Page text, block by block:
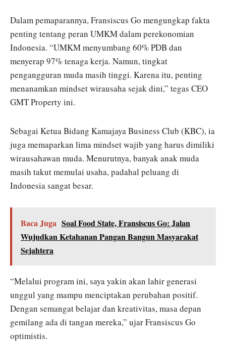
Dalam pemaparannya, Fransiscus Go mengungkap fakta
penting tentang peran UMKM dalam perekonomian
Indonesia. “UMKM menyumbang 60% PDB dan
menyerap 97% tenaga kerja. Namun, tingkat
pengangguran muda masih tinggi. Karena itu, penting
menanamkan mindset wirausaha sejak dini,” tegas CEO
GMT Property ini.
Sebagai Ketua Bidang Kamajaya Business Club (KBC), ia
juga memaparkan lima mindset wajib yang harus dimiliki
wirausahawan muda. Menurutnya, banyak anak muda
masih takut memulai usaha, padahal peluang di
Indonesia sangat besar.
Baca Juga Soal Food State, Fransiscus Go: Jalan
Wujudkan Ketahanan Pangan Bangun Masyarakat
Sejahtera
“Melalui program ini, saya yakin akan lahir generasi
unggul yang mampu menciptakan perubahan positif.
Dengan semangat belajar dan kreativitas, masa depan
gemilang ada di tangan mereka,” ujar Fransiscus Go
optimistis.